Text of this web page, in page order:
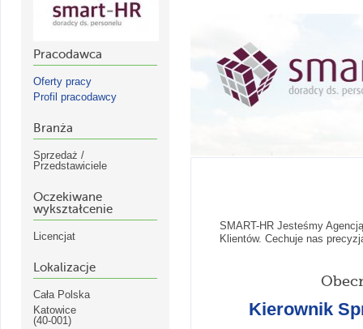
Pracodawca
Oferty pracy
Profil pracodawcy
Branża
Sprzedaż /
Przedstawiciele
Oczekiwane
wykształcenie
Licencjat
Lokalizacje
Cała Polska
Katowice
(40-001)
SMART-HR Jesteśmy
Klientów. Cechuje nas
Kierownik